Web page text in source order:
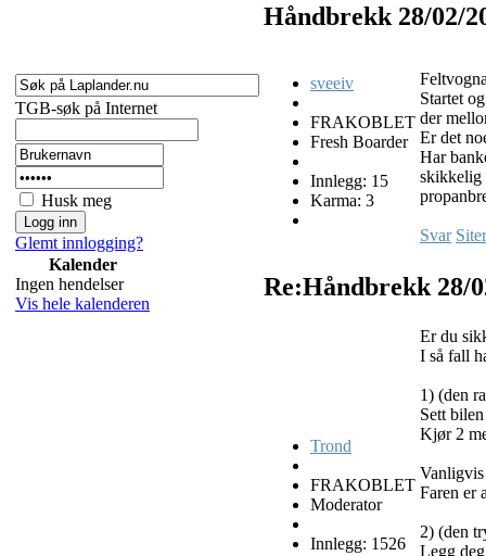
TGB-søk på Internet
Husk meg
Glemt innlogging?
Kalender
Ingen hendelser
Vis hele kalenderen
Håndbrekk 28/02/
sveeiv
FRAKOBLET
Fresh Boarder
Innlegg: 15
Karma: 3
Startet
der
Er det
Har
skikkelig
Svar Siter
Re:Håndbrekk 28/
Trond
FRAKOBLET
Moderator
Innlegg: 1526
Er du
I så fall
1) (den
Sett
Kjør 2
Vanligvis
Faren er
2) (den
Legg